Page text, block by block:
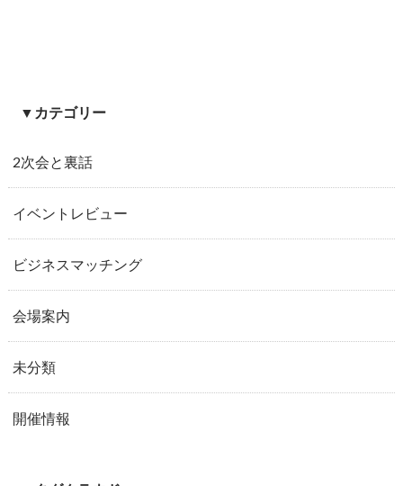
▼カテゴリー
2次会と裏話
イベントレビュー
ビジネスマッチング
会場案内
未分類
開催情報